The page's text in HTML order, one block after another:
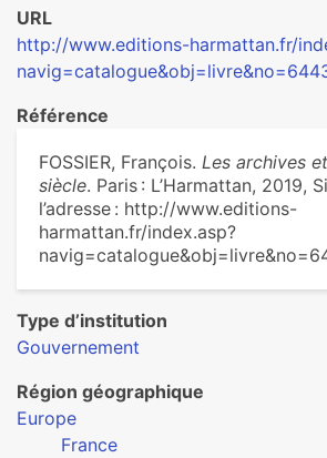
URL
http://www.editions-harmattan.fr/
Référence
FOSSIER, François. Les archives
siècle. Paris : L’Harmattan, 2019,
l’adresse : http://www.editions-
harmattan.fr/index.asp?
Type d’institution
Gouvernement
Région géographique
Europe
France